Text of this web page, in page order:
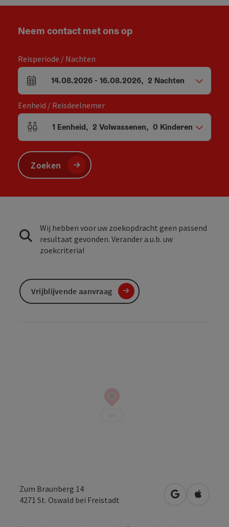
Zum Braunberg 14
4271 St. Oswald bei Freistadt Openen in
Neem contact met ons op
Reisperiode / Nachten
Velden voor aankomst en vertrek
14.08.2026- 16.08.2026, 2 Nachten
Eenheid / Reisdeelnemer
Aantal eenheden en persoonsvelden
1 Eenheid, 2 Volwassenen, 0 Kinderen
Zoeken
Wij hebben voor uw zoekopdracht geen passend
resultaat gevonden. Verander a.u.b. uw
zoekcriteria!
Vrijblijvende aanvraag